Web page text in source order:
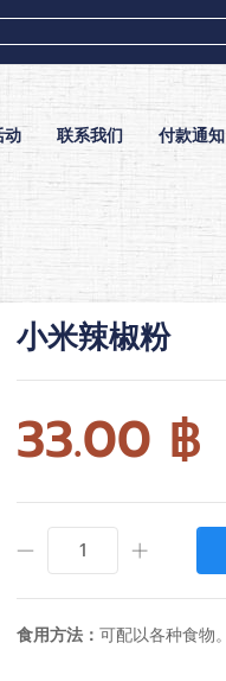
动 联系我们 付款通知
小米辣椒粉
33.00 ฿
食用方法： 可配以各种食物。